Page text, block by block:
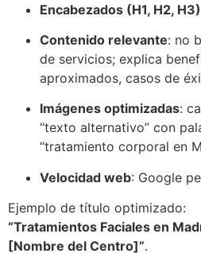
Encabezados (H1, H2, H3)
Contenido relevante: no
de servicios; explica
aproximados, casos de
Imágenes optimizadas:
“texto alternativo” con
“tratamiento corporal en
Velocidad web: Google
Ejemplo de título optimizado:
“Tratamientos Faciales en
[Nombre del Centro]”.